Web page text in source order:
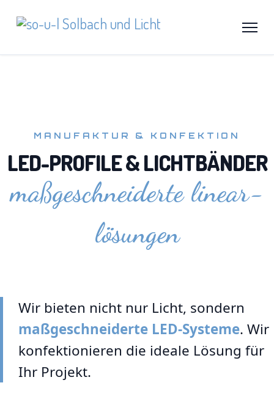
MANUFAKTUR & KONFEKTION
LED-PROFILE & LICHTBÄNDER
maßgeschneiderte linear-
lösungen
Wir bieten nicht nur Licht, sondern
maßgeschneiderte LED-Systeme. Wir
konfektionieren die ideale Lösung für
Ihr Projekt.